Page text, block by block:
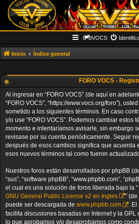
VOCS
Inicio Índice general
FORO VOCS -
Al ingresar en “FORO VOCS” (de aquí en
“FORO VOCS”, “https://www.vocs.org/foro”),
sometido a los siguientes términos. En caso
y/o use “FORO VOCS”. Podemos cambiar estos
momento e intentaríamos avisarle, sin embargo
revisase por su cuenta periódicamente. Seguir
después de esos cambios significa que acuerda
esos nuevos términos tal como fueron
Nuestros foros están desarrollados por phpBB
“sus”, “software phpBB”, “www.phpbb.com”,
el cual es una solución de foros liberada bajo la “
GNU General Public License v2 en Ingles
”
puede ser descargada de www.phpbb.com
. El
facilita discusiones basadas en Internet y la GPL
lo que aprobamos y/o desaprobamos como